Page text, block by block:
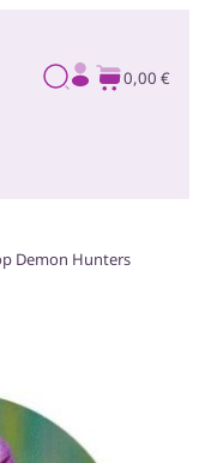
0,00 €
Demon Hunters